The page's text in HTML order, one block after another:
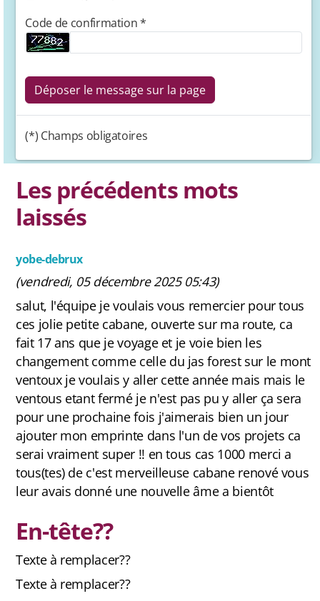
Code de confirmation *
Déposer le message sur la page
(*) Champs obligatoires
Les précédents mots
laissés
yobe-debrux
(vendredi, 05 décembre 2025 05:43)
salut, l'équipe je voulais vous remercier pour tous
ces jolie petite cabane, ouverte sur ma route, ca
fait 17 ans que je voyage et je voie bien les
changement comme celle du jas forest sur le mont
ventoux je voulais y aller cette année mais mais le
ventous etant fermé je n'est pas pu y aller ça sera
pour une prochaine fois j'aimerais bien un jour
ajouter mon emprinte dans l'un de vos projets ca
serai vraiment super !! en tous cas 1000 merci a
tous(tes) de c'est merveilleuse cabane renové vous
leur avais donné une nouvelle âme a bientôt
En-tête??
Texte à remplacer??
Texte à remplacer??
Jeux
Livres
Livre d'or virtuel
Contact et newsletter